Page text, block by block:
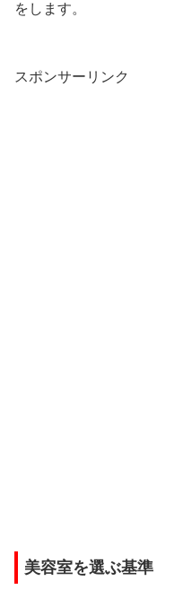
をします。
スポンサーリンク
美容室を選ぶ基準